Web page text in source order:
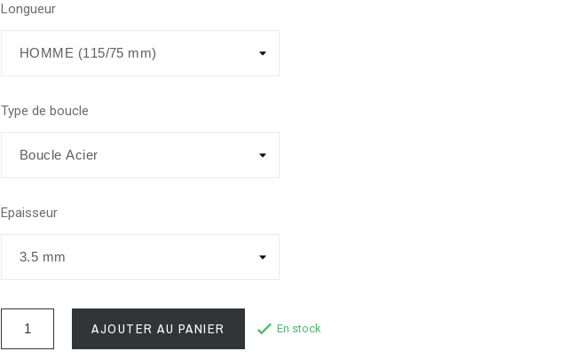
Longueur
Type de boucle
Epaisseur
AJOUTER AU PANIER En stock